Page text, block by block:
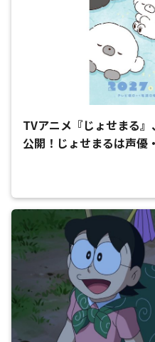
TVアニメ『じょせまる
公開！じょせまるは声優